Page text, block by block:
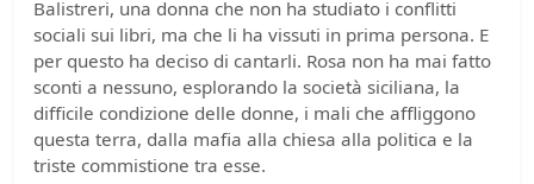
Balistreri, una donna che non ha studiato i conflitti
sociali sui libri, ma che li ha vissuti in prima persona. E
per questo ha deciso di cantarli. Rosa non ha mai fatto
sconti a nessuno, esplorando la società siciliana, la
difficile condizione delle donne, i mali che affliggono
questa terra, dalla mafia alla chiesa alla politica e la
triste commistione tra esse.